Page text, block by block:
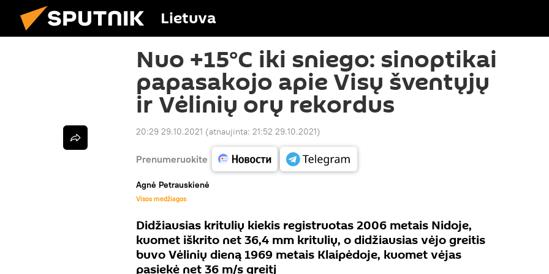
Lietuva
Nuo +15°C iki sniego: sinoptikai
papasakojo apie Visų šventųjų
ir Vėlinių orų rekordus
20:29 29.10.2021 (atnaujinta: 21:52 29.10.2021)
Prenumeruokite
Agnė Petrauskienė
Visos medžiagos
Didžiausias kritulių kiekis registruotas 2006 metais Nidoje,
kuomet iškrito net 36,4 mm kritulių, o didžiausias vėjo greitis
buvo Vėlinių dieną 1969 metais Klaipėdoje, kuomet vėjas
pasiekė net 36 m/s greitį